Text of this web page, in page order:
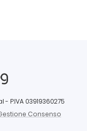
- P.IVA 03919360275
Consenso